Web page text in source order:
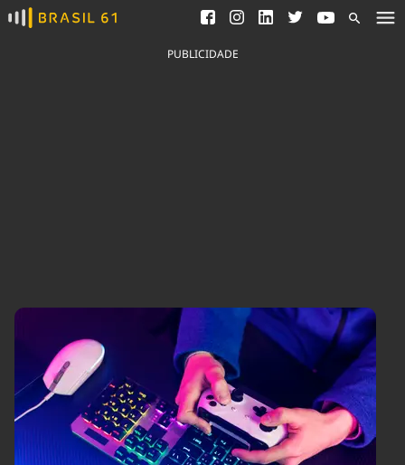
Ver todas as notícias
Saneamento
Indicadores
Agronegócios
Brasil Mineral
Ciência &
Tecnologia
Cinema
Comportamento
Economia
Educação
Infraestrutura
Internacional
Meio Ambiente
Podcast
Saúde
Tempo
PUBLICIDADE